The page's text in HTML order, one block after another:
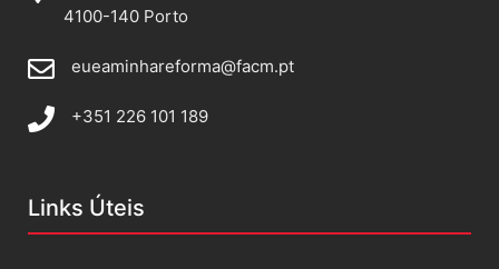
4100-140 Porto
eueaminhareforma@facm.pt
+351 226 101 189
Links Úteis